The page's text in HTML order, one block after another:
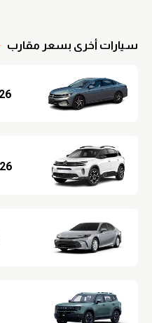
سيارات أخرى بسعر مقارب